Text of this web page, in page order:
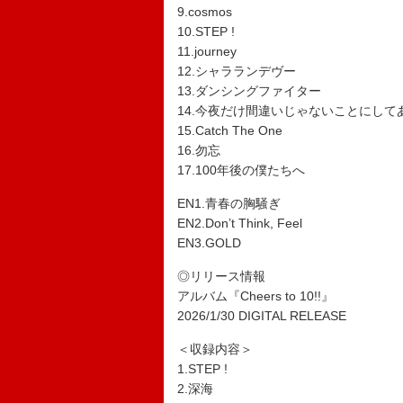
9.cosmos
10.STEP !
11.journey
12.シャラランデヴー
13.ダンシングファイター
14.今夜だけ間違いじゃないことにして
15.Catch The One
16.勿忘
17.100年後の僕たちへ
EN1.青春の胸騒ぎ
EN2.Don’t Think, Feel
EN3.GOLD
◎リリース情報
アルバム『Cheers to 10!!』
2026/1/30 DIGITAL RELEASE
＜収録内容＞
1.STEP !
2.深海